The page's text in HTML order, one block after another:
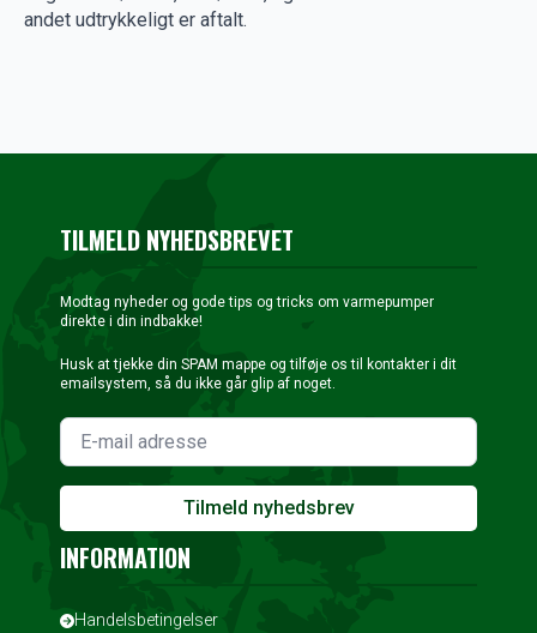
andet udtrykkeligt er aftalt.
TILMELD NYHEDSBREVET
Modtag nyheder og gode tips og tricks om varmepumper
direkte i din indbakke!
Husk at tjekke din SPAM mappe og tilføje os til kontakter i dit
emailsystem, så du ikke går glip af noget.
Tilmeld nyhedsbrev
INFORMATION
Handelsbetingelser